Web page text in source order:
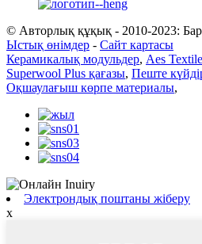
© Авторлық құқық - 2010-2023:
Ыстық өнімдер - Сайт картасы
Керамикалық модульдер, Aes Textile
Superwool Plus қағазы, Пеште
Оқшаулағыш көрпе материалы,
Электрондық поштаны жіберу
x